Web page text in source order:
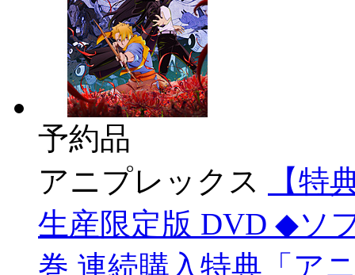
予約品
アニプレックス
【特
生産限定版 DVD ◆ソ
巻 連続購入特典「ア